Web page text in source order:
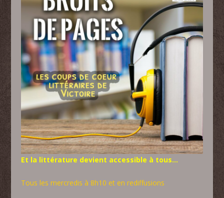
Et la littérature devient accessible à tous…
Tous les mercredis à 8h10 et en rediffusions